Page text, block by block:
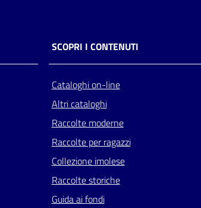
SCOPRI I CONTENUTI
Cataloghi on-line
Altri cataloghi
Raccolte moderne
Raccolte per ragazzi
Collezione imolese
Raccolte storiche
Guida ai fondi